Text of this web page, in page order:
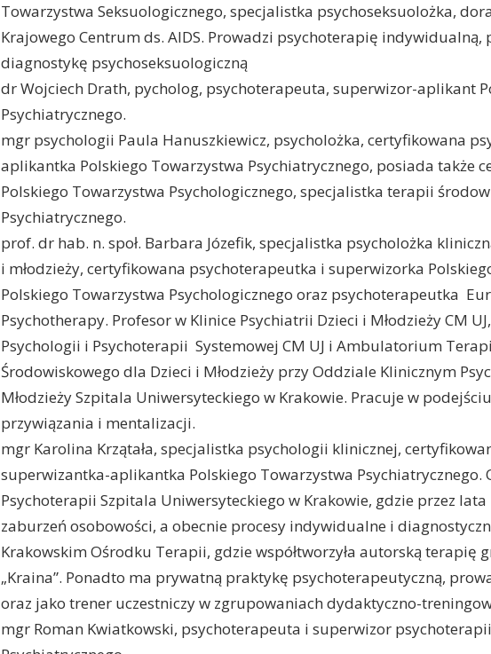
Towarzystwa Seksuologicznego, specjalistka psychoseksuolożka,
Krajowego Centrum ds. AIDS. Prowadzi psychoterapię
diagnostykę psychoseksuologiczną
dr Wojciech Drath, pycholog, psychoterapeuta, superwizor-aplikant
Psychiatrycznego.
mgr psychologii Paula Hanuszkiewicz, psycholożka, certyfikowana
aplikantka Polskiego Towarzystwa Psychiatrycznego, posiada także
Polskiego Towarzystwa Psychologicznego, specjalistka terapii
Psychiatrycznego.
prof. dr hab. n. społ. Barbara Józefik, specjalistka psycholożka
i młodzieży, certyfikowana psychoterapeutka i superwizorka
Polskiego Towarzystwa Psychologicznego oraz psychoterapeutka
Psychotherapy. Profesor w Klinice Psychiatrii Dzieci i Młodzieży CM
Psychologii i Psychoterapii Systemowej CM UJ i Ambulatorium
Środowiskowego dla Dzieci i Młodzieży przy Oddziale Klinicznym
Młodzieży Szpitala Uniwersyteckiego w Krakowie. Pracuje w
przywiązania i mentalizacji.
mgr Karolina Krzątała, specjalistka psychologii klinicznej,
superwizantka-aplikantka Polskiego Towarzystwa Psychiatrycznego.
Psychoterapii Szpitala Uniwersyteckiego w Krakowie, gdzie przez
zaburzeń osobowości, a obecnie procesy indywidualne i
Krakowskim Ośrodku Terapii, gdzie współtworzyła autorską terapię
„Kraina”. Ponadto ma prywatną praktykę psychoterapeutyczną,
oraz jako trener uczestniczy w zgrupowaniach dydaktyczno-
mgr Roman Kwiatkowski, psychoterapeuta i superwizor